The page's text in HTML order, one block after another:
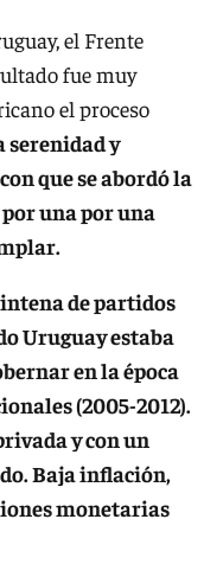
el Frente
fue muy
el proceso
serenidad y
que se abordó la
una por una
de partidos
Uruguay estaba
en la época
(2005-2012).
y con un
Baja inflación,
monetarias